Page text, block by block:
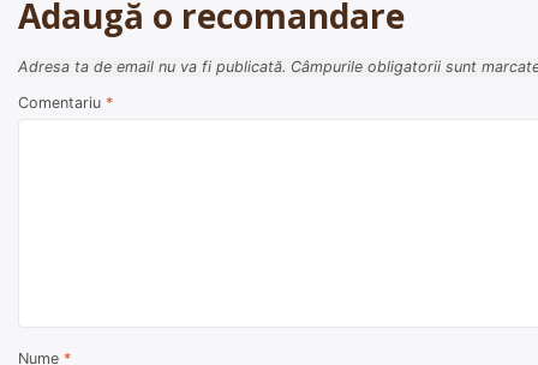
articole
Adaugă o recomandare
Adresa ta de email nu va fi publicată. Câmpurile obligatorii sunt
Comentariu *
Nume *